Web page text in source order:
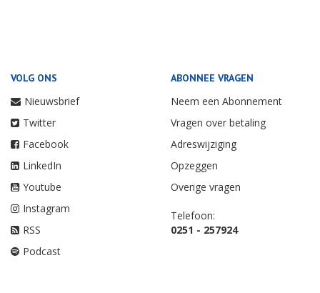
VOLG ONS
Nieuwsbrief
Twitter
Facebook
LinkedIn
Youtube
Instagram
RSS
Podcast
ABONNEE VRAGEN
Neem een Abonnement
Vragen over betaling
Adreswijziging
Opzeggen
Overige vragen
Telefoon:
0251 - 257924